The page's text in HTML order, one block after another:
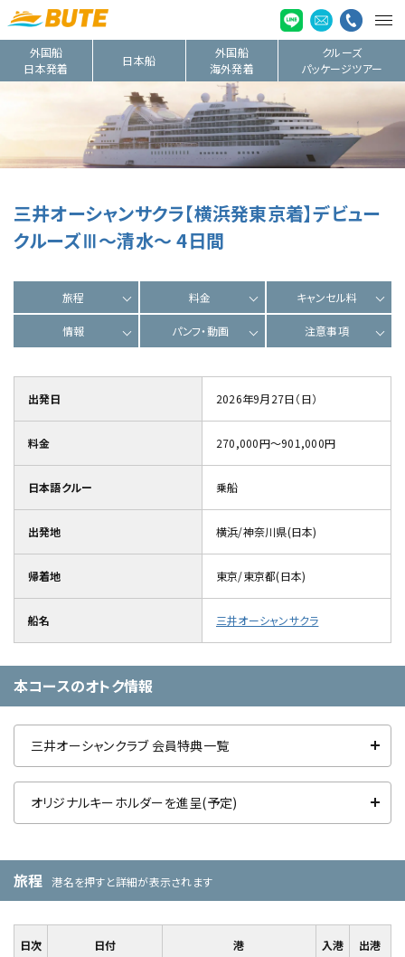
外国船
日本発着
日本船
外国船
海外発着
クルーズ
パッケージツアー
三井オーシャンサクラ【横浜発東京着】デビュー
クルーズⅢ～清水～ 4日間
旅程 料金 キャンセル料
情報 パンフ・動画 注意事項
出発日 2026年9月27日（日）
料金 270,000円～901,000円
日本語クルー 乗船
出発地 横浜/神奈川県(日本)
帰着地 東京/東京都(日本)
船名 三井オーシャンサクラ
本コースのオトク情報
三井オーシャンクラブ 会員特典一覧
オリジナルキーホルダーを進呈(予定)
旅程 港名を押すと詳細が表示されます
日次 日付 港 入港 出港